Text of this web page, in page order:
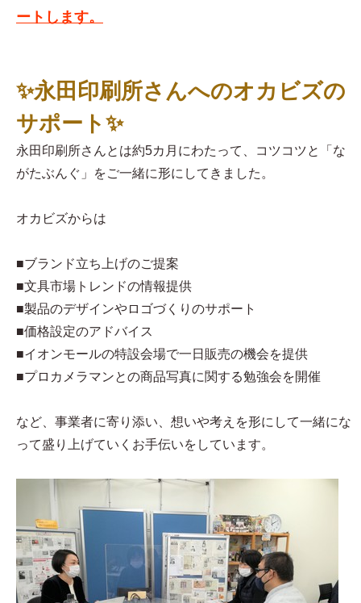
ートします。
✨永田印刷所さんへのオカビズの
サポート✨
永田印刷所さんとは約5カ月にわたって、コツコツと「な
がたぶんぐ」をご一緒に形にしてきました。
オカビズからは
■ブランド立ち上げのご提案
■文具市場トレンドの情報提供
■製品のデザインやロゴづくりのサポート
■価格設定のアドバイス
■イオンモールの特設会場で一日販売の機会を提供
■プロカメラマンとの商品写真に関する勉強会を開催
など、事業者に寄り添い、想いや考えを形にして一緒にな
って盛り上げていくお手伝いをしています。